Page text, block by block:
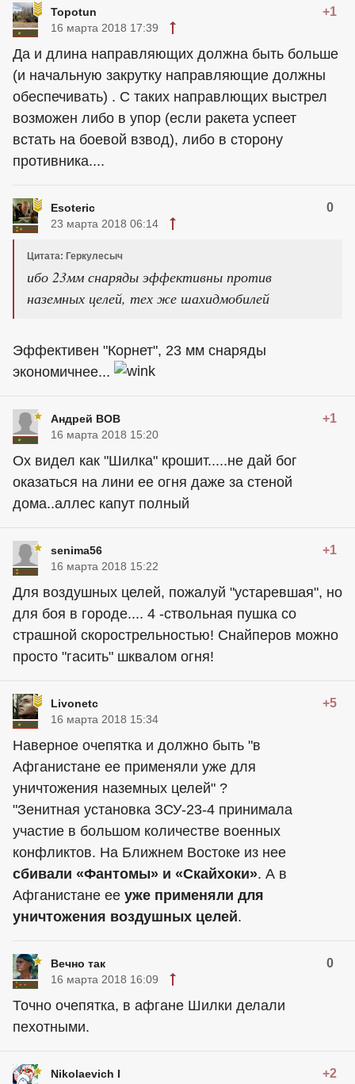
Topotun +1
16 марта 2018 17:39
Да и длина направляющих должна быть больше
(и начальную закрутку направляющие должны
обеспечивать) . С таких направлющих выстрел
возможен либо в упор (если ракета успеет
встать на боевой взвод), либо в сторону
противника....
Esoteric 0
23 марта 2018 06:14
Цитата: Геркулесыч
ибо 23мм снаряды эффективны против
наземных целей, тех же шахидмобилей
Эффективен "Корнет", 23 мм снаряды
экономичнее...
Андрей ВОВ +1
16 марта 2018 15:20
Ох видел как "Шилка" крошит.....не дай бог
оказаться на лини ее огня даже за стеной
дома..аллес капут полный
senima56 +1
16 марта 2018 15:22
Для воздушных целей, пожалуй "устаревшая", но
для боя в городе.... 4 -ствольная пушка со
страшной скорострельностью! Снайперов можно
просто "гасить" шквалом огня!
Livonetc +5
16 марта 2018 15:34
Наверное очепятка и должно быть "в
Афганистане ее применяли уже для
уничтожения наземных целей" ?
"Зенитная установка ЗСУ-23-4 принимала
участие в большом количестве военных
конфликтов. На Ближнем Востоке из нее
сбивали «Фантомы» и «Скайхоки». А в
Афганистане ее уже применяли для
уничтожения воздушных целей.
Вечно так 0
16 марта 2018 16:09
Точно очепятка, в афгане Шилки делали
пехотными.
Nikolaevich I +2